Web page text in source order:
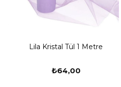
Lila Kristal Tül 1 Metre
₺64,00